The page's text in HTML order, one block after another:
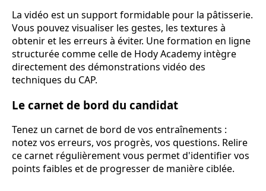
La vidéo est un support formidable pour la pâtisserie.
Vous pouvez visualiser les gestes, les textures à
obtenir et les erreurs à éviter. Une formation en ligne
structurée comme celle de Hody Academy intègre
directement des démonstrations vidéo des
techniques du CAP.
Le carnet de bord du candidat
Tenez un carnet de bord de vos entraînements :
notez vos erreurs, vos progrès, vos questions. Relire
ce carnet régulièrement vous permet d'identifier vos
points faibles et de progresser de manière ciblée.